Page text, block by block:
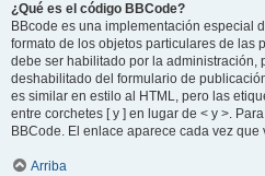
¿Qué es el código BBCode?
BBcode es una implementación especial
formato de los objetos particulares de las
debe ser habilitado por la administración,
deshabilitado del formulario de
es similar en estilo al HTML, pero las
entre corchetes [ y ] en lugar de < y >.
BBCode. El enlace aparece cada vez
Arriba